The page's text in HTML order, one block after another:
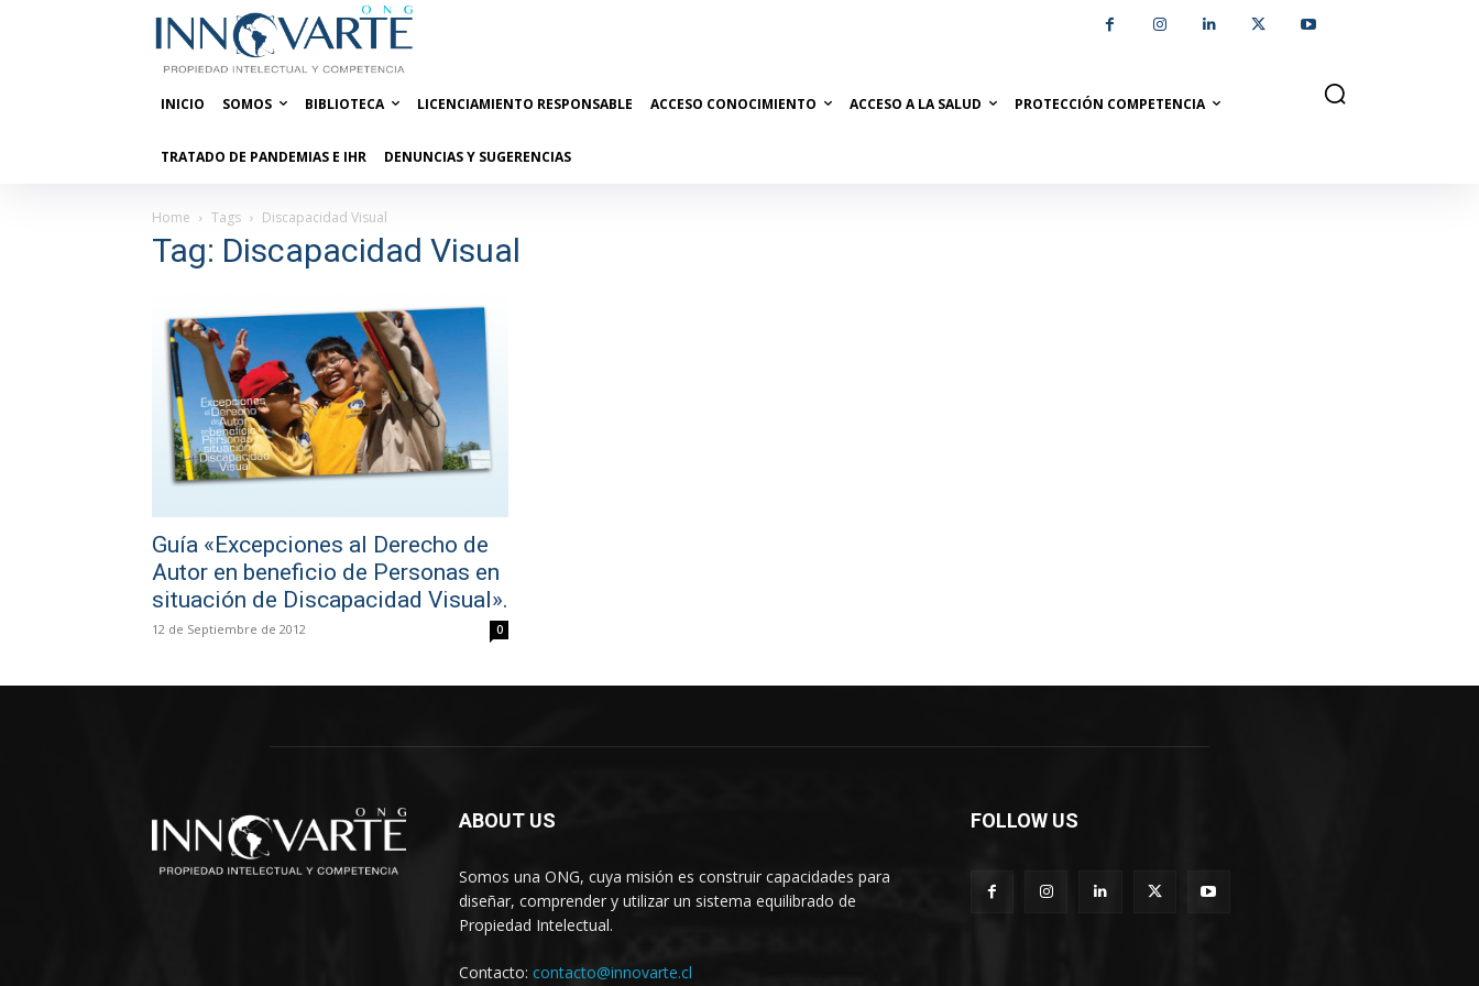
INICIO SOMOS BIBLIOTECA LICENCIAMIENTO RESPONSABLE ACCESO CONOCIMIENTO ACCESO A LA SALUD PROTECCIÓN COMPETENCIA
TRATADO DE PANDEMIAS E IHR DENUNCIAS Y SUGERENCIAS
Home Tags Discapacidad Visual
Tag: Discapacidad Visual
Guía «Excepciones al Derecho de
Autor en beneficio de Personas en
situación de Discapacidad Visual».
12 de Septiembre de 2012 0
ABOUT US
Somos una ONG, cuya misión es construir capacidades para
diseñar, comprender y utilizar un sistema equilibrado de
Propiedad Intelectual.
Contacto: contacto@innovarte.cl
FOLLOW US